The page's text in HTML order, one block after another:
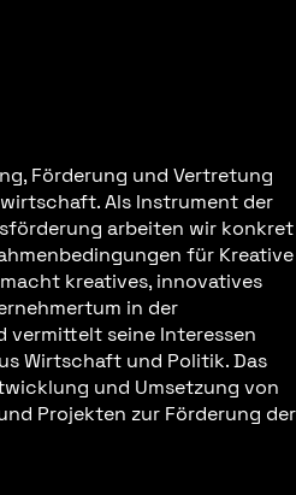
Förderung und Vertretung
Als Instrument der
arbeiten wir konkret
für Kreative
kreatives, innovatives
in der
seine Interessen
Wirtschaft und Politik. Das
und Umsetzung von
Projekten zur Förderung der